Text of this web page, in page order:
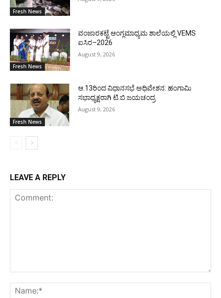
Fresh News
Fresh News
ವಂಜಾರಕಟ್ಟೆ ಆಂಗ್ಲಮಾಧ್ಯಮ ಶಾಲೆಯಲ್ಲಿ VEMS
ಐಸಿರ–2026
August 9, 2026
Fresh News
ಆ.13ರಿಂದ ವಿಧಾನಸಭೆ ಅಧಿವೇಶನ: ಹಂಗಾಮಿ
ಸಭಾಧ್ಯಕ್ಷರಾಗಿ ಟಿ.ಬಿ.ಜಯಚಂದ್ರ
August 9, 2026
LEAVE A REPLY